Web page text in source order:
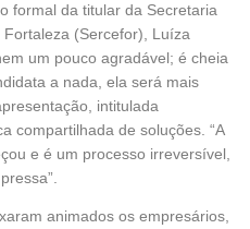
formal da titular da Secretaria
(Sercefor), Luíza
um pouco agradável; é cheia
a nada, ela será mais
intitulada
compartilhada de soluções. “A
e é um processo irreversível,
animados os empresários,